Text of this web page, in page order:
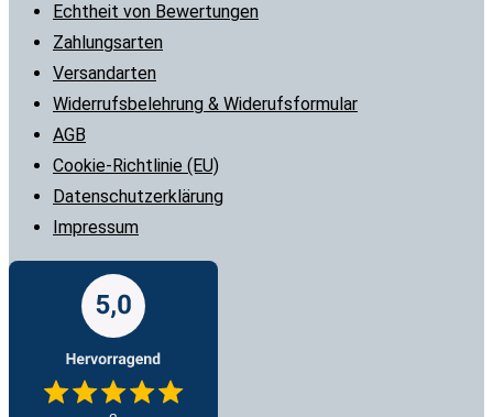
Echtheit von Bewertungen
Zahlungsarten
Versandarten
Widerrufsbelehrung & Widerufsformular
AGB
Cookie-Richtlinie (EU)
Datenschutzerklärung
Impressum